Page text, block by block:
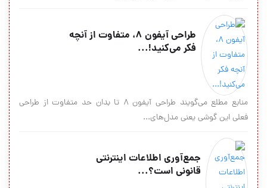
طراحی آیفون 8، متفاوت از آنچه
فکر می‌کنید!...
منابع مطلع می‌گویند طراحی آیفون ۸ تا بدان حد متفاوت از طراحی
فعلی این گوشی یعنی مدل‌های...
جمع‌آوری اطلاعات اینترنتی
قانونی است؟...